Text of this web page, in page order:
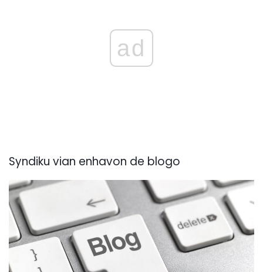
ad
Syndiku vian enhavon de blogo